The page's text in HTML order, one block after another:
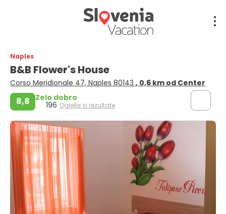
Naples
B&B Flower's House
Corso Meridionale 47, Naples 80143 , 0,6 km od Center
8,8 Zelo dobro
196 Oglejte si rezultate